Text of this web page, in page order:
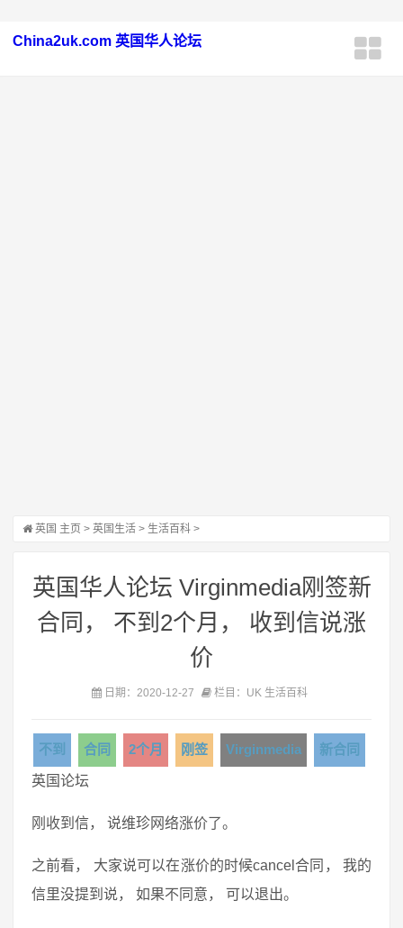
China2uk.com 英国华人论坛
英国 主页 > 英国生活 > 生活百科 >
英国华人论坛 Virginmedia刚签新
合同， 不到2个月， 收到信说涨
价
日期：2020-12-27 栏目：UK 生活百科
不到 合同 2个月 刚签 Virginmedia 新合同
英国论坛
刚收到信， 说维珍网络涨价了。
之前看， 大家说可以在涨价的时候cancel合同， 我的
信里没提到说， 如果不同意， 可以退出。